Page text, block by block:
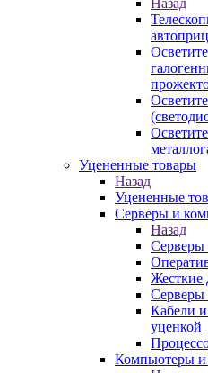
Назад
Уцененные товары
Назад
Уцененные
Серверы и
Назад
Серверы
Жесткие
Серверы
Кабели
уценкой
Компьютеры и